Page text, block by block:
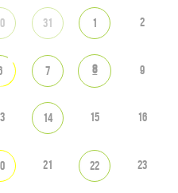
31 1 2
7 8 9
14 15 16
21 22 23